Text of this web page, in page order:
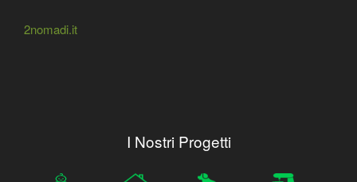
2nomadi.it
I Nostri Progetti